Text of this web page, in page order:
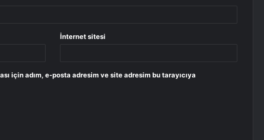
İnternet sitesi
için adım, e-posta adresim ve site adresim bu tarayıcıya